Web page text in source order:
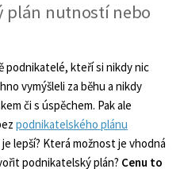
plán nutností nebo
podnikatelé, kteří si nikdy nic
vymýšleli za běhu a nikdy
či s úspěchem. Pak ale
podnikatelského plánu
lepší? Která možnost je vhodná
podnikatelský plán? Cenu to